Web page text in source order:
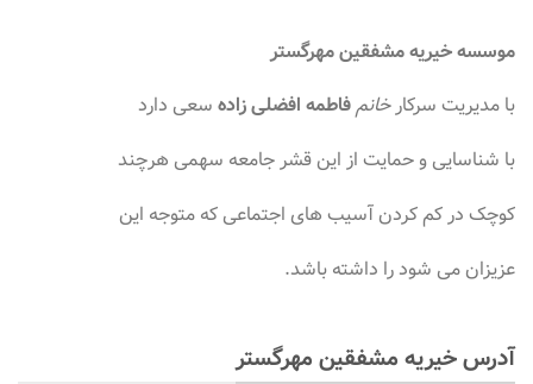
موسسهخیریه مشفقین مهرگستر
با مدیریت سرکارخانمفاطمه افضلی زاده سعی دارد
با شناسایی و حمایت از این قشر جامعه سهمی هرچند
کوچک در کم کردن آسیب های اجتماعی که متوجه این
عزیزان می شود را داشته باشد.
آدرس خیریه مشفقین مهرگستر